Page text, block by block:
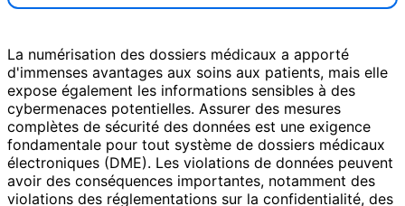
La numérisation des dossiers médicaux a apporté
d'immenses avantages aux soins aux patients, mais elle
expose également les informations sensibles à des
cybermenaces potentielles. Assurer des mesures
complètes de sécurité des données est une exigence
fondamentale pour tout système de dossiers médicaux
électroniques (DME). Les violations de données peuvent
avoir des conséquences importantes, notamment des
violations des réglementations sur la confidentialité, des